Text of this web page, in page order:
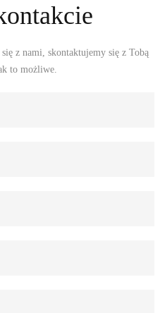
z nami, skontaktujemy się z Tobą
to możliwe.